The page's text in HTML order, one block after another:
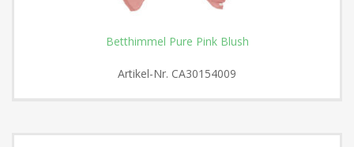
Betthimmel Pure Pink Blush
Artikel-Nr. CA30154009